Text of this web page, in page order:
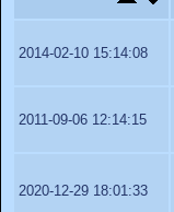
2014-02-10 15:14:08
2011-09-06 12:14:15
2020-12-29 18:01:33